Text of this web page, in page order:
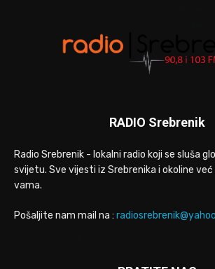
RADIO Srebrenik
Radio Srebrenik - lokalni radio koji se sluša
svijetu. Sve vijesti iz Srebrenika i okoline već
vama.
Pošaljite nam mail na :